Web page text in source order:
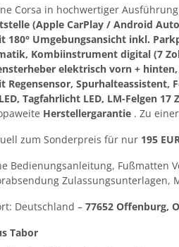
Corsa in hochwertiger
(Apple CarPlay / Android
180° Umgebungsansicht inkl.
Kombiinstrument digital (7
elektrisch vorn +
Regensensor,
Tagfahrlicht LED, LM-Felgen 17
Herstellergarantie . Zu
zum Sonderpreis für nur 195
Bedienungsanleitung, Fußmatten
Zulassungsunterlagen,
Deutschland – 77652 Offenburg,
Tabor